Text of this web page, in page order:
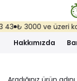
üzeri kargo
Hakkımızda